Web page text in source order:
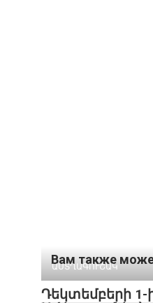
Вам также
ԱՍՏՂԱԳՈՒՇԱԿ
Դեկտեմբերի